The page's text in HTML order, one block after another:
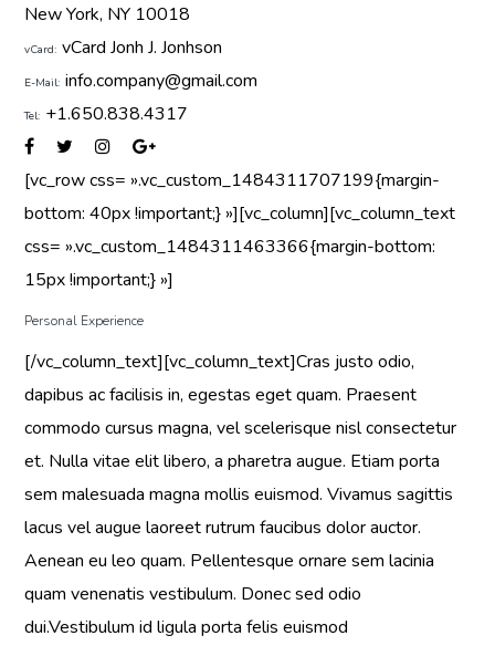
New York, NY 10018
vCard: vCard Jonh J. Jonhson
E-Mail: info.company@gmail.com
Tel: +1.650.838.4317
[vc_row css= ».vc_custom_1484311707199{margin-
bottom: 40px !important;} »][vc_column][vc_column_text
css= ».vc_custom_1484311463366{margin-bottom:
15px !important;} »]
Personal Experience
[/vc_column_text][vc_column_text]Cras justo odio,
dapibus ac facilisis in, egestas eget quam. Praesent
commodo cursus magna, vel scelerisque nisl consectetur
et. Nulla vitae elit libero, a pharetra augue. Etiam porta
sem malesuada magna mollis euismod. Vivamus sagittis
lacus vel augue laoreet rutrum faucibus dolor auctor.
Aenean eu leo quam. Pellentesque ornare sem lacinia
quam venenatis vestibulum. Donec sed odio
dui.Vestibulum id ligula porta felis euismod